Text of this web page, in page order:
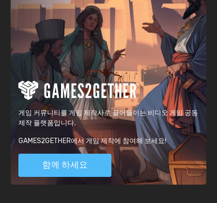
게임 커뮤니티를 게임 제작사로 끌어들이는 비디오 게임 공동
제작 플랫폼입니다.
GAMES2GETHER에서 게임 제작에 참여해 보세요!
함께 하세요